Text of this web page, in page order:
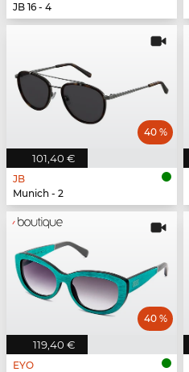
JB 16 - 4
101,40 €
40 %
JB
Munich - 2
119,40 €
40 %
EYO